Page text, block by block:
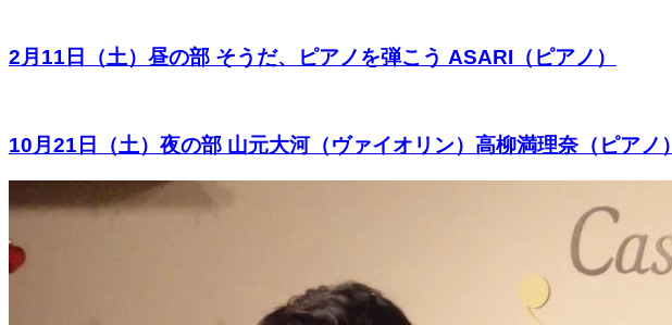
2月11日（土）昼の部 そうだ、ピアノを弾こう ASARI（ピアノ）
10月21日（土）夜の部 山元大河（ヴァイオリン）高柳満理奈（ピアノ）